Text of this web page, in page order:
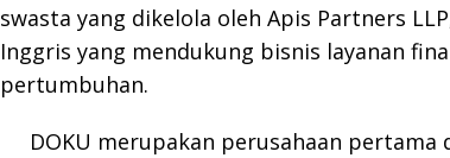
swasta yang dikelola oleh Apis Partners
Inggris yang mendukung bisnis layanan
pertumbuhan.
DOKU merupakan perusahaan pertama